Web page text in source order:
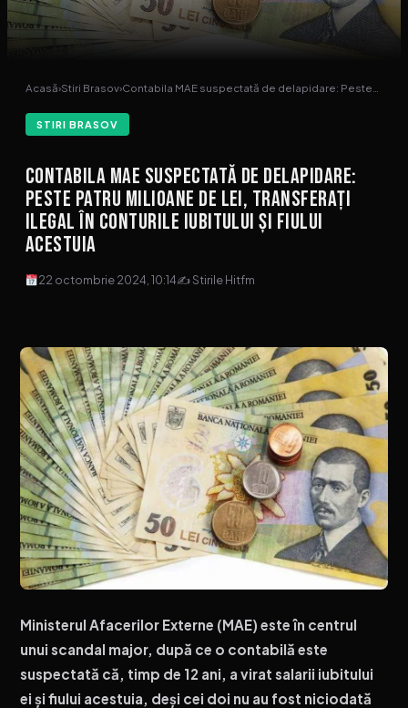
Acasă›Stiri Brasov›Contabila MAE suspectată de delapidare: Peste…
STIRI BRASOV
Contabila MAE suspectată de delapidare:
Peste patru milioane de lei, transferați
ilegal în conturile iubitului și fiului
acestuia
22 octombrie 2024, 10:14✍ Stirile Hitfm
Ministerul Afacerilor Externe (MAE) este în centrul
unui scandal major, după ce o contabilă este
suspectată că, timp de 12 ani, a virat salarii iubitului
ei și fiului acestuia, deși cei doi nu au fost niciodată